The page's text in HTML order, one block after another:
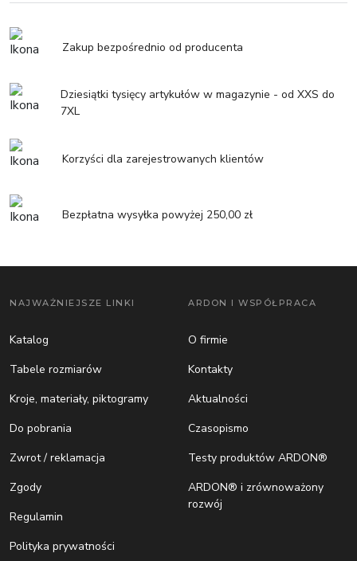
Zakup bezpośrednio od producenta
Dziesiątki tysięcy artykułów w magazynie - od XXS do
7XL
Korzyści dla zarejestrowanych klientów
Bezpłatna wysyłka powyżej 250,00 zł
NAJWAŻNIEJSZE LINKI
Katalog
Tabele rozmiarów
Kroje, materiały, piktogramy
Do pobrania
Zwrot / reklamacja
Zgody
Regulamin
Polityka prywatności
ARDON I WSPÓŁPRACA
O firmie
Kontakty
Aktualności
Czasopismo
Testy produktów ARDON®
ARDON® i zrównoważony
rozwój